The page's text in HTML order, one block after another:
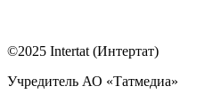
©2025 Intertat (Интертат)
Учредитель АО «Татмедиа»